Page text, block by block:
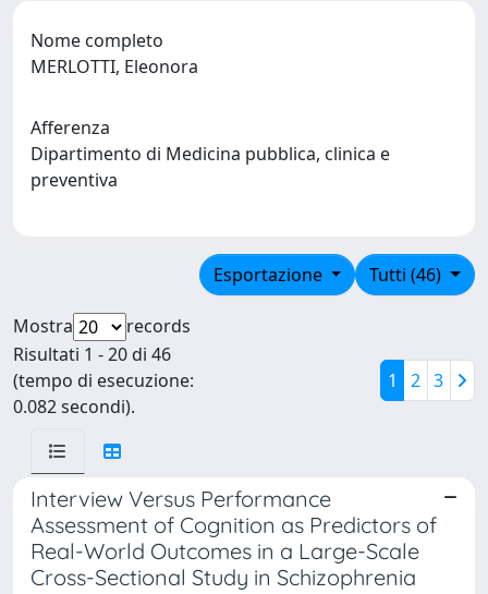
Nome completo
MERLOTTI, Eleonora
Afferenza
Dipartimento di Medicina pubblica, clinica e
preventiva
Tutti (46)
Esportazione
Mostra
records
Risultati 1 - 20 di 46
(tempo di esecuzione:
0.082 secondi).
1 2 3
Interview Versus Performance
Assessment of Cognition as Predictors of
Real-World Outcomes in a Large-Scale
Cross-Sectional Study in Schizophrenia